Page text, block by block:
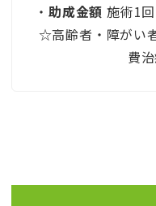
・ 助成金額 施術1
☆高齢者・障がい
費